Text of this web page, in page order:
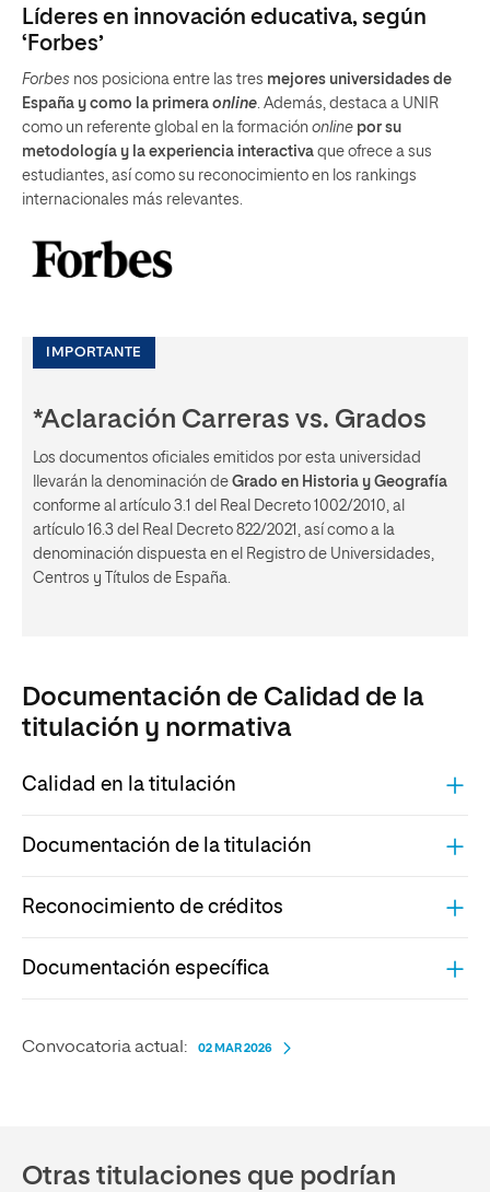
Líderes en innovación educativa, según
‘Forbes’
Forbes nos posiciona entre las tres mejores universidades de
España y como la primera online . Además, destaca a UNIR
como un referente global en la formación online por su
metodología y la experiencia interactiva que ofrece a sus
estudiantes, así como su reconocimiento en los rankings
internacionales más relevantes.
IMPORTANTE
*Aclaración Carreras vs. Grados
Los documentos oficiales emitidos por esta universidad
llevarán la denominación de Grado en Historia y Geografía
conforme al artículo 3.1 del Real Decreto 1002/2010, al
artículo 16.3 del Real Decreto 822/2021, así como a la
denominación dispuesta en el Registro de Universidades,
Centros y Títulos de España.
Documentación de Calidad de la
titulación y normativa
Calidad en la titulación
Documentación de la titulación
Reconocimiento de créditos
Documentación específica
Convocatoria actual: 02 MAR 2026
Otras titulaciones que podrían